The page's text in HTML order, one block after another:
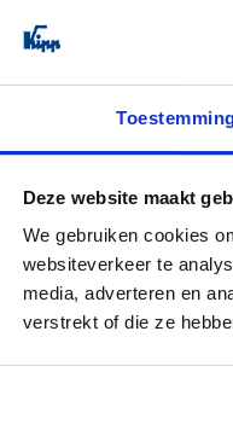
Deze website maakt
We gebruiken cookies
websiteverkeer te
media, adverteren en
verstrekt of die ze